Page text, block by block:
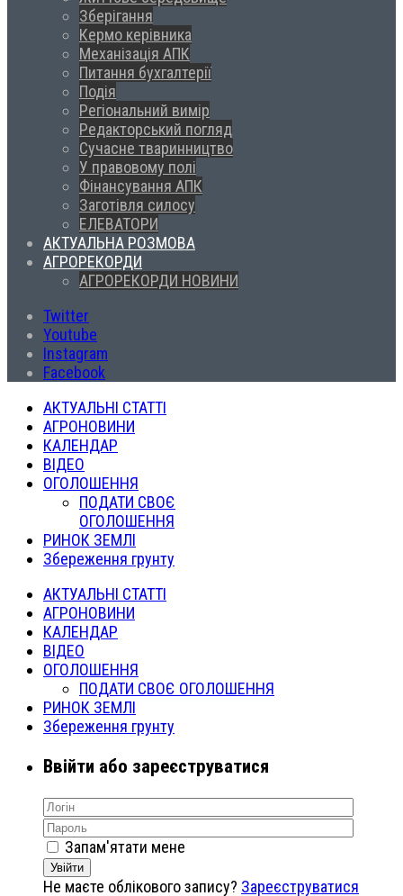
Зберігання
Кермо керівника
Механізація АПК
Питання бухгалтерії
Подія
Регіональний вимір
Редакторський погляд
Сучасне тваринництво
У правовому полі
Фінансування АПК
Заготівля силосу
ЕЛЕВАТОРИ
АКТУАЛЬНА РОЗМОВА
АГРОРЕКОРДИ
АГРОРЕКОРДИ НОВИНИ
Twitter
Youtube
Instagram
Facebook
АКТУАЛЬНІ СТАТТІ
АГРОНОВИНИ
КАЛЕНДАР
ВІДЕО
ОГОЛОШЕННЯ
ПОДАТИ СВОЄ
ОГОЛОШЕННЯ
РИНОК ЗЕМЛІ
Збереження грунту
АКТУАЛЬНІ СТАТТІ
АГРОНОВИНИ
КАЛЕНДАР
ВІДЕО
ОГОЛОШЕННЯ
ПОДАТИ СВОЄ ОГОЛОШЕННЯ
РИНОК ЗЕМЛІ
Збереження грунту
Ввійти або зареєструватися
Запам'ятати мене
Увійти
Не маєте облікового запису? Зареєструватися